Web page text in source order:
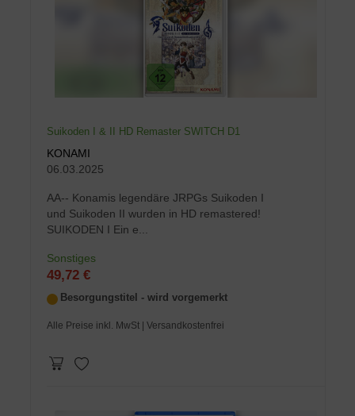
Suikoden I & II HD Remaster SWITCH D1
KONAMI
06.03.2025
AA-- Konamis legendäre JRPGs Suikoden I
und Suikoden II wurden in HD remastered!
SUIKODEN I Ein e...
Sonstiges
49,72 €
Besorgungstitel - wird vorgemerkt
Alle Preise inkl. MwSt | Versandkostenfrei